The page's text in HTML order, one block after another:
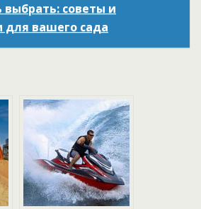
советы и
для вашего сада